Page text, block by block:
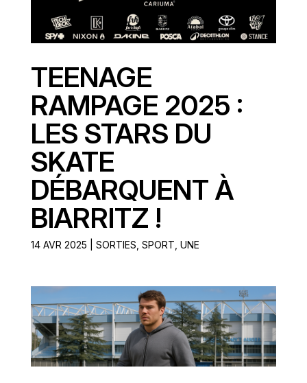
TEENAGE
RAMPAGE 2025 :
LES STARS DU
SKATE
DÉBARQUENT À
BIARRITZ !
14 AVR 2025 SORTIES SPORT UNE